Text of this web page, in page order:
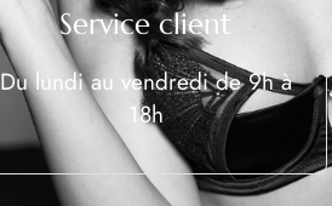
Service client
Du lundi au vendredi de 9h à
18h